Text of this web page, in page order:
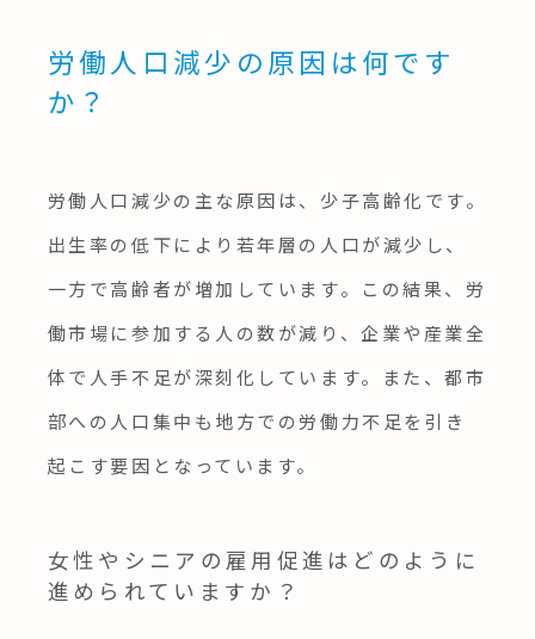
労働人口減少の原因は何です
か？
労働人口減少の主な原因は、少子高齢化です。
出生率の低下により若年層の人口が減少し、
一方で高齢者が増加しています。この結果、労
働市場に参加する人の数が減り、企業や産業全
体で人手不足が深刻化しています。また、都市
部への人口集中も地方での労働力不足を引き
起こす要因となっています。
女性やシニアの雇用促進はどのように
進められていますか？